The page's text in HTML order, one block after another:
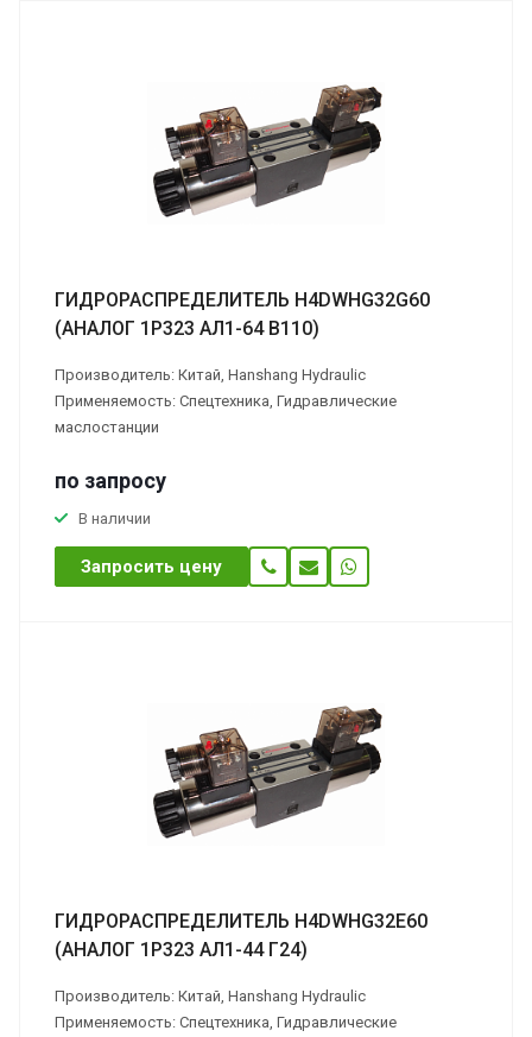
ГИДРОРАСПРЕДЕЛИТЕЛЬ H4DWHG32G60
(АНАЛОГ 1Р323 АЛ1-64 В110)
Производитель: Китай, Hanshang Hydraulic
Применяемость: Спецтехника, Гидравлические
маслостанции
по запросу
В наличии
Запросить цену
ГИДРОРАСПРЕДЕЛИТЕЛЬ H4DWHG32E60
(АНАЛОГ 1Р323 АЛ1-44 Г24)
Производитель: Китай, Hanshang Hydraulic
Применяемость: Спецтехника, Гидравлические